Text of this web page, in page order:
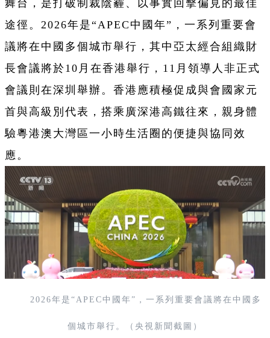
舞台，是打破制裁陰霾、以事實回擊偏見的最佳
途徑。2026年是“APEC中國年”，一系列重要會
議將在中國多個城市舉行，其中亞太經合組織財
長會議將於10月在香港舉行，11月領導人非正式
會議則在深圳舉辦。香港應積極促成與會國家元
首與高級別代表，搭乘廣深港高鐵往來，親身體
驗粵港澳大灣區一小時生活圈的便捷與協同效
應。
2026年是“APEC中國年”，一系列重要會議將在中國多
個城市舉行。 （央視新聞截圖）